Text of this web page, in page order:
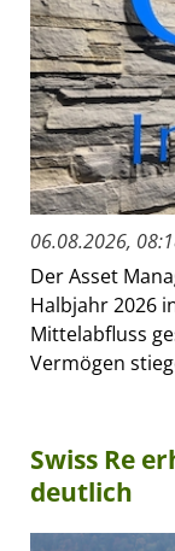
06.08.2026,
Der Asset
Halbjahr 2026
Mittelabfluss
Vermögen
Swiss Re
deutlich